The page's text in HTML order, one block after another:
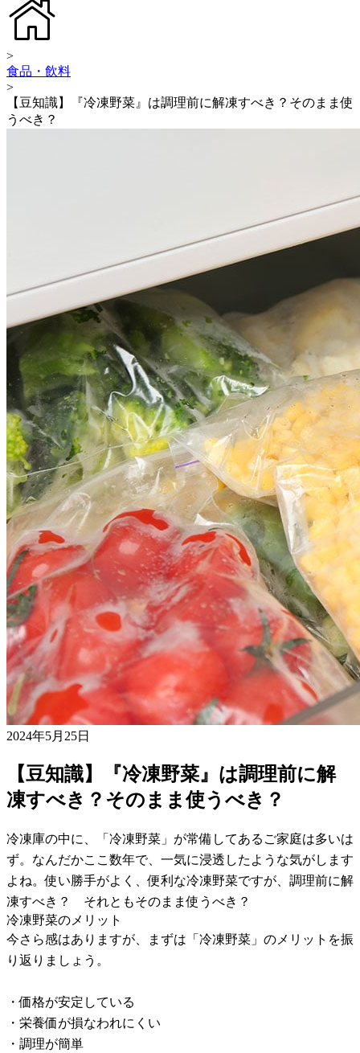
>
食品・飲料
>
【豆知識】『冷凍野菜』は調理前に解凍すべき？そのまま使
うべき？
2024年5月25日
【豆知識】『冷凍野菜』は調理前に解
凍すべき？そのまま使うべき？
冷凍庫の中に、「冷凍野菜」が常備してあるご家庭は多いは
ず。なんだかここ数年で、一気に浸透したような気がします
よね。使い勝手がよく、便利な冷凍野菜ですが、調理前に解
凍すべき？ それともそのまま使うべき？
冷凍野菜のメリット
今さら感はありますが、まずは「冷凍野菜」のメリットを振
り返りましょう。
・価格が安定している
・栄養価が損なわれにくい
・調理が簡単